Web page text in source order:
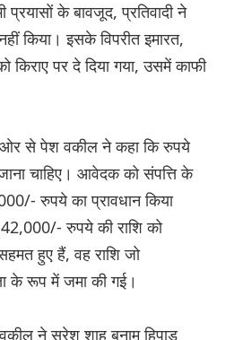
प्रयासों के बावजूद, प्रतिवादी ने
किया। इसके विपरीत इमारत,
किराए पर दे दिया गया, उसमें काफी
ओर से पेश वकील ने कहा कि रुपये
चाहिए। आवेदक को संपत्ति के
रुपये का प्रावधान किया
रुपये की राशि को
हुए हैं, वह राशि जो
के रूप में जमा की गई।
ने सुरेश शाह बनाम हिपाड